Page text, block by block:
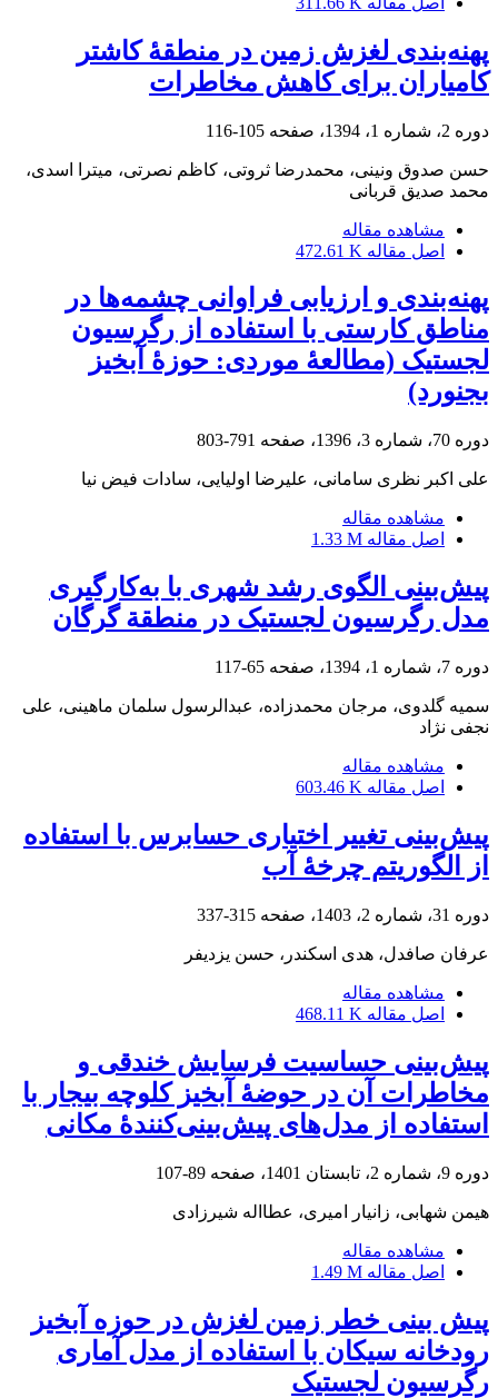
پهنه‌بندی لغزش زمین در منطقۀ کاشتر
کامیاران برای کاهش مخاطرات
دوره 2، شماره 1، 1394، صفحه 105-116
حسن صدوق ونینی، محمدرضا ثروتی، کاظم نصرتی، میترا اسدی،
محمد صدیق قربانی
مشاهده مقاله
اصل مقاله 472.61 K
پهنه‌بندی و ارزیابی فراوانی چشمه‌ها در
مناطق کارستی با استفاده از رگرسیون
لجستیک (مطالعۀ موردی: حوزۀ آبخیز
بجنورد)
دوره 70، شماره 3، 1396، صفحه 791-803
علی اکبر نظری سامانی، علیرضا اولیایی، سادات فیض نیا
مشاهده مقاله
اصل مقاله 1.33 M
پیش‌بینی الگوی رشد شهری با به‌کارگیری
مدل رگرسیون لجستیک در منطقة گرگان
دوره 7، شماره 1، 1394، صفحه 65-117
سمیه گلدوی، مرجان محمدزاده، عبدالرسول سلمان ماهینی، علی
نجفی نژاد
مشاهده مقاله
اصل مقاله 603.46 K
پیش‌بینی تغییر اختیاری حسابرس با استفاده
از الگوریتم چرخۀ آب
دوره 31، شماره 2، 1403، صفحه 315-337
عرفان صافدل، هدی اسکندر، حسن یزدیفر
مشاهده مقاله
اصل مقاله 468.11 K
پیش‌بینی حساسیت فرسایش خندقی و
مخاطرات آن در حوضۀ آبخیز کلوچه بیجار با
استفاده از مدل‌های پیش‌بینی‌کنندۀ مکانی
دوره 9، شماره 2، تابستان 1401، صفحه 89-107
هیمن شهابی، زانیار امیری، عطااله شیرزادی
مشاهده مقاله
اصل مقاله 1.49 M
پیش ‏بینی خطر زمین ‏لغزش در حوزه آبخیز
رودخانه سیکان با استفاده از مدل آماری
رگرسیون لجستیک